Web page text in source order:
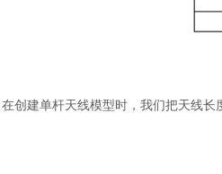
在创建单杆天线模型时，我们把天线